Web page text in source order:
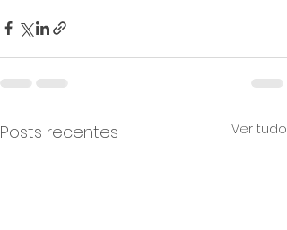
Posts recentes Ver tudo